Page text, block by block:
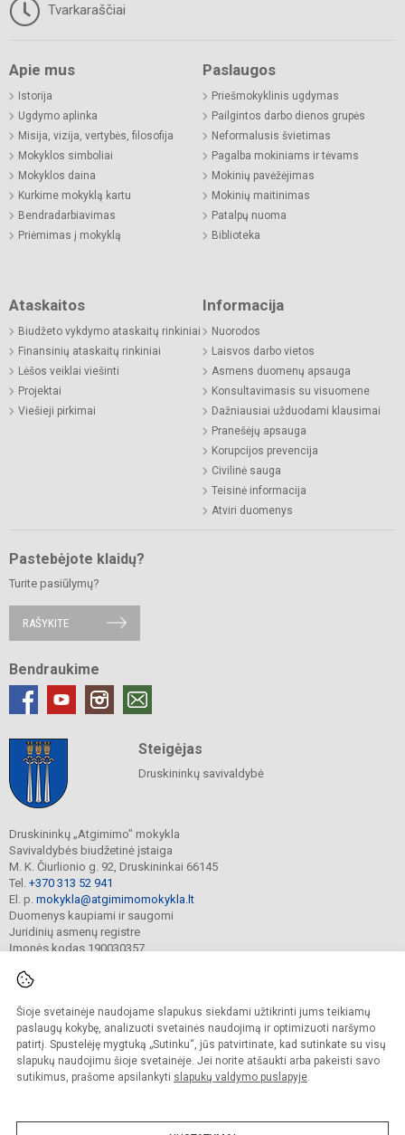
Šioje svetainėje naudojame slapukus siekdami užtikrinti jums teikiamų
paslaugų kokybę, analizuoti svetainės naudojimą ir optimizuoti naršymo
patirtį. Spustelėję mygtuką „Sutinku“, jūs patvirtinate, kad sutinkate su visų
slapukų naudojimu šioje svetainėje. Jei norite atšaukti arba pakeisti savo
sutikimus, prašome apsilankyti slapukų valdymo puslapyje.
Tvarkaraščiai
Apie mus
Istorija
Ugdymo aplinka
Misija, vizija, vertybės, filosofija
Mokyklos simboliai
Mokyklos daina
Kurkime mokyklą kartu
Bendradarbiavimas
Priėmimas į mokyklą
Paslaugos
Priešmokyklinis ugdymas
Pailgintos darbo dienos grupės
Neformalusis švietimas
Pagalba mokiniams ir tėvams
Mokinių pavėžėjimas
Mokinių maitinimas
Patalpų nuoma
Biblioteka
Ataskaitos
Biudžeto vykdymo ataskaitų rinkiniai
Finansinių ataskaitų rinkiniai
Lėšos veiklai viešinti
Projektai
Viešieji pirkimai
Informacija
Nuorodos
Laisvos darbo vietos
Asmens duomenų apsauga
Konsultavimasis su visuomene
Dažniausiai užduodami klausimai
Pranešėjų apsauga
Korupcijos prevencija
Civilinė sauga
Teisinė informacija
Atviri duomenys
Pastebėjote klaidų?
Turite pasiūlymų?
RAŠYKITE
Bendraukime
Steigėjas
Druskininkų savivaldybė
Druskininkų „Atgimimo" mokykla
Savivaldybės biudžetinė įstaiga
M. K. Čiurlionio g. 92, Druskininkai 66145
Tel. +370 313 52 941
El. p. mokykla@atgimimomokykla.lt
Duomenys kaupiami ir saugomi
Juridinių asmenų registre
Įmonės kodas 190030357
© 2026. Druskininkų Atgimimo mokykla. Visos teisės saugomos.
Kopijuoti turinį be raštiško įstaigos administracijos sutikimo griežtai draudžiama.
Prieinamumo paraiška Slapukų valdymas
Sumanus būdas atnaujinti